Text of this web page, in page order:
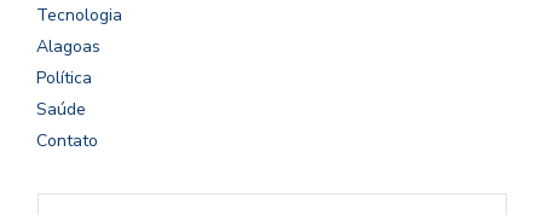
Tecnologia
Alagoas
Política
Saúde
Contato